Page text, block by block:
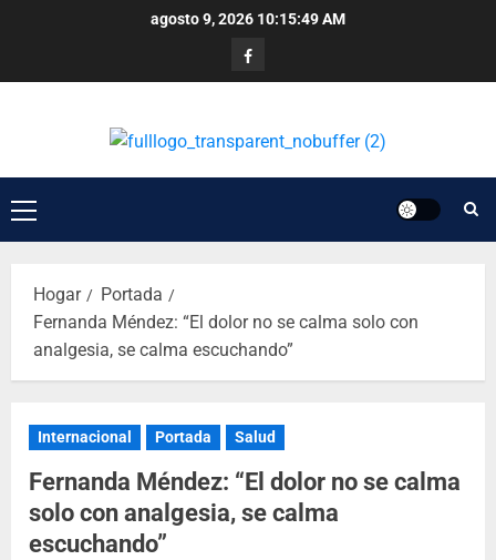
agosto 9, 2026 10:15:49 AM
Hogar
Portada
Fernanda Méndez: “El dolor no se calma solo con
analgesia, se calma escuchando”
Internacional Portada Salud
Fernanda Méndez: “El dolor no se calma
solo con analgesia, se calma
escuchando”